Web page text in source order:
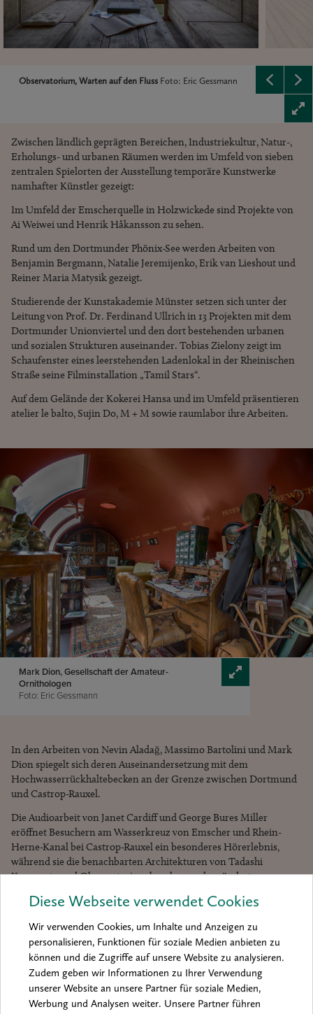
Diese Webseite verwendet Cookies
Wir verwenden Cookies, um Inhalte und Anzeigen zu
personalisieren, Funktionen für soziale Medien anbieten zu
können und die Zugriffe auf unsere Website zu analysieren.
Zudem geben wir Informationen zu Ihrer Verwendung
unserer Website an unsere Partner für soziale Medien,
Werbung und Analysen weiter. Unsere Partner führen
Observatorium, Warten auf den Fluss Foto: Eric Gessmann
Zwischen ländlich geprägten Bereichen, Industriekultur, Natur-,
Erholungs- und urbanen Räumen werden im Umfeld von sieben
zentralen Spielorten der Ausstellung temporäre Kunstwerke
namhafter Künstler gezeigt:
Im Umfeld der Emscherquelle in Holzwickede sind Projekte von
Ai Weiwei und Henrik Håkansson zu sehen.
Rund um den Dortmunder Phönix-See werden Arbeiten von
Benjamin Bergmann, Natalie Jeremijenko, Erik van Lieshout und
Reiner Maria Matysik gezeigt.
Studierende der Kunstakademie Münster setzen sich unter der
Leitung von Prof. Dr. Ferdinand Ullrich in 13 Projekten mit dem
Dortmunder Unionviertel und den dort bestehenden urbanen
und sozialen Strukturen auseinander. Tobias Zielony zeigt im
Schaufenster eines leerstehenden Ladenlokal in der Rheinischen
Straße seine Filminstallation „Tamil Stars“.
Auf dem Gelände der Kokerei Hansa und im Umfeld präsentieren
atelier le balto, Sujin Do, M + M sowie raumlabor ihre Arbeiten.
Mark Dion, Gesellschaft der Amateur-
Ornithologen
Foto: Eric Gessmann
In den Arbeiten von Nevin Aladağ, Massimo Bartolini und Mark
Dion spiegelt sich deren Auseinandersetzung mit dem
Hochwasserrückhaltebecken an der Grenze zwischen Dortmund
und Castrop-Rauxel.
Die Audioarbeit von Janet Cardiff und George Bures Miller
eröffnet Besuchern am Wasserkreuz von Emscher und Rhein-
Herne-Kanal bei Castrop-Rauxel ein besonderes Hörerlebnis,
während sie die benachbarten Architekturen von Tadashi
Kawamata und Observatorium begehen und veränderte
und Silke Wagner sind im Umfeld des Stadthafens von
Recklinghausen zu finden.
Darüber hinaus ist das Künstlerduo Stracke & Seibt mit seinem
Projekt ARCA an allen sieben Spielorten vertreten und das
Künstlerduo Lucy + Jorge Orta hat seine Skulpturen über das